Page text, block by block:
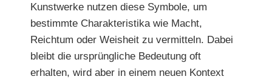
Kunstwerke nutzen diese Symbole, um
bestimmte Charakteristika wie Macht,
Reichtum oder Weisheit zu vermitteln. Dabei
bleibt die ursprüngliche Bedeutung oft
erhalten, wird aber in einem neuen Kontext